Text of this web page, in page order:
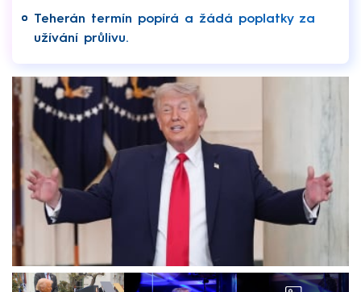
Teherán termín popírá a žádá poplatky za
užívání průlivu.